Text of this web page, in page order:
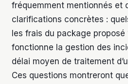
fréquemment mentionnés et
clarifications concrètes :
les frais du package proposé
fonctionne la gestion des
délai moyen de traitement
Ces questions montreront